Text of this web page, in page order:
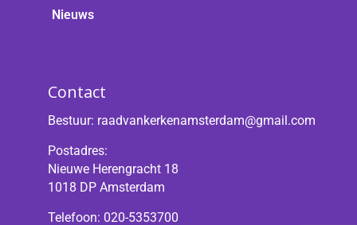
Nieuws
Contact
Bestuur: raadvankerkenamsterdam@gmail.com
Postadres:
Nieuwe Herengracht 18
1018 DP Amsterdam
Telefoon: 020-5353700